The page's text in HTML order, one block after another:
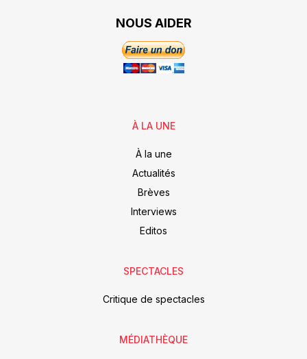
NOUS AIDER
À LA UNE
À la une
Actualités
Brèves
Interviews
Editos
SPECTACLES
Critique de spectacles
MÉDIATHÈQUE